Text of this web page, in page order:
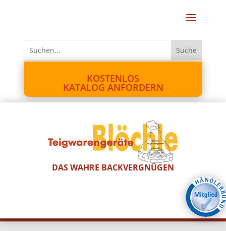
KOSTENLOS
KATALOG ANFORDERN
DAS WAHRE BACKVERGNÜGEN